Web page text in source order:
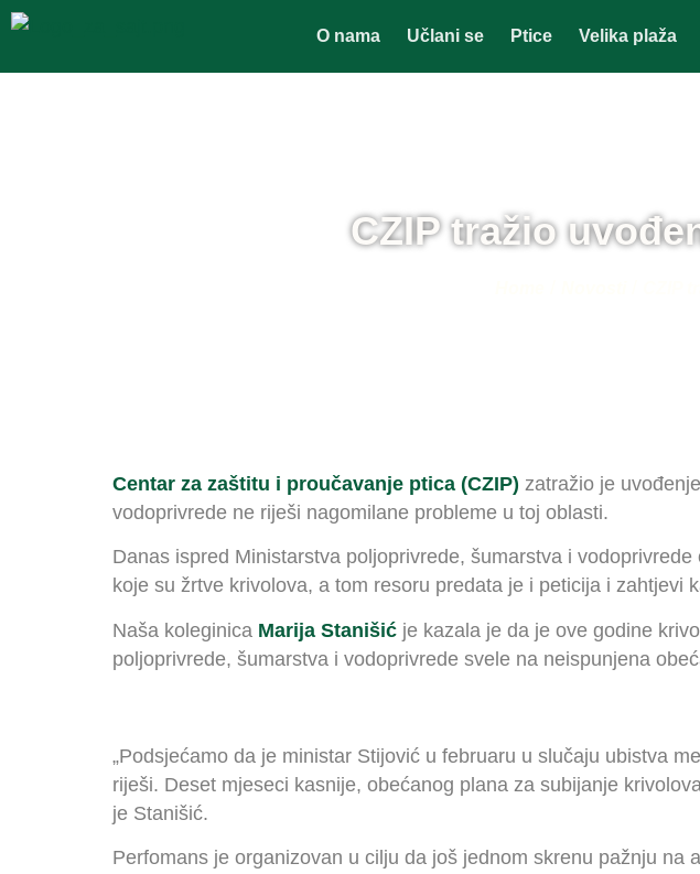
O nama Učlani se Ptice Velika plaža
CZIP tražio
Centar za zaštitu i proučavanje ptica (CZIP) zatražio je
vodoprivrede ne riješi nagomilane probleme u toj oblasti.
Danas ispred Ministarstva poljoprivrede, šumarstva i
koje su žrtve krivolova, a tom resoru predata je i peticija i zahtjevi
Naša koleginica Marija Stanišić je kazala je da je ove godine
poljoprivrede, šumarstva i vodoprivrede svele na neispunjena
„Podsjećamo da je ministar Stijović u februaru u slučaju ubistva
riješi. Deset mjeseci kasnije, obećanog plana za subijanje
je Stanišić.
Perfomans je organizovan u cilju da još jednom skrenu pažnju